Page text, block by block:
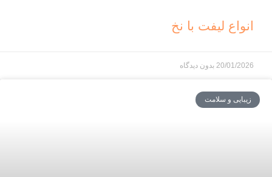
انواع لیفت با نخ
20/01/2026 بدون دیدگاه
زیبایی و سلامت